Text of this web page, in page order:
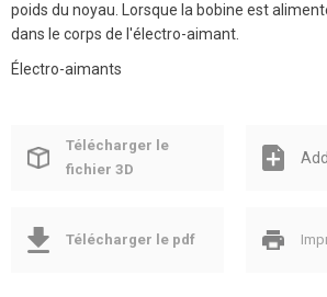
poids du noyau. Lorsque la bobine est
dans le corps de l'électro-aimant.
Électro-aimants
Télécharger le
fichier 3D
Télécharger le pdf